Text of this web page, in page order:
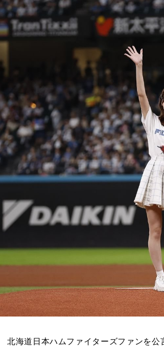
北海道日本ハムファイターズファンを公